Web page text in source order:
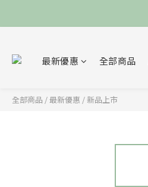
最新優惠 全部商品
全部商品 /最新優惠 /新品上市